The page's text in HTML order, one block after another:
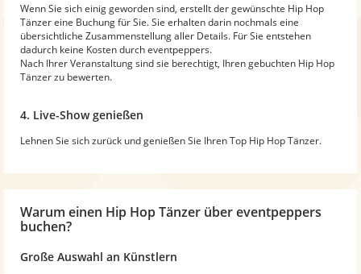
Wenn Sie sich einig geworden sind, erstellt der gewünschte Hip Hop
Tänzer eine Buchung für Sie. Sie erhalten darin nochmals eine
übersichtliche Zusammenstellung aller Details. Für Sie entstehen
dadurch keine Kosten durch eventpeppers.
Nach Ihrer Veranstaltung sind sie berechtigt, Ihren gebuchten Hip Hop
Tänzer zu bewerten.
4. Live-Show genießen
Lehnen Sie sich zurück und genießen Sie Ihren Top Hip Hop Tänzer.
Warum einen Hip Hop Tänzer über eventpeppers
buchen?
Große Auswahl an Künstlern